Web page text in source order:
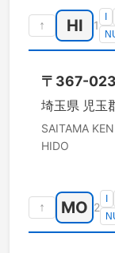
↑ HI 1
〒 367-
埼玉県 児玉
SAITAMA KEN
HIDO
↑ MO 2